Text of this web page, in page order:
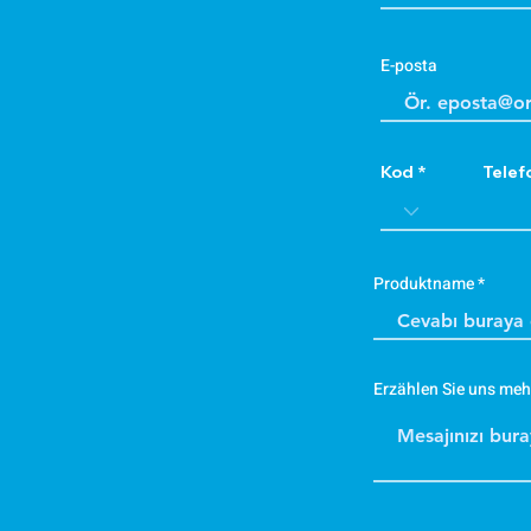
E-posta
Kod
Produktname
Erzählen Sie uns